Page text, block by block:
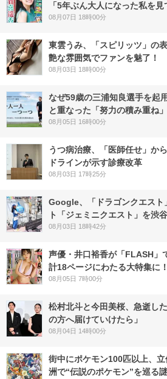
「5年ぶん大人になった私を見
08月07日 18時00分
東雲うみ、「スピリッツ」の
艶な雰囲気でファンを魅了！
08月03日 18時00分
なぜ59歳の三浦知良選手を
と重なった「努力の積み重ね」
08月05日 16時00分
うつ病治療、「医師任せ」か
ドラインが示す診療改革
08月03日 17時25分
Google、「ドラゴンクエス
ト「ジェミニクエスト」を渋
08月03日 18時42分
声優・井口裕香が「FLASH」
計18ページにわたる大特集に！
08月05日 7時00分
松村北斗と今田美桜、急逝し
の方へ届けていけたら」
08月04日 14時00分
街中にポケモン100匹以上、
洲で“伝説のポケモン”を巡る